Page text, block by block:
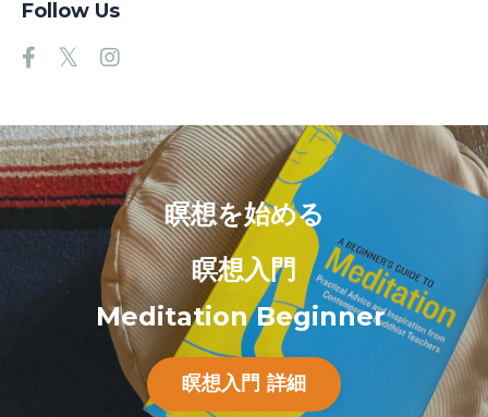
Follow Us
瞑想を始める
瞑想入門
Meditation Beginner
瞑想入門 詳細